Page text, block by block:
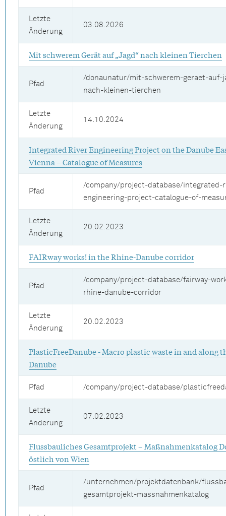
Letzte
Änderung
03.08.2026
Mit schwerem Gerät auf „Jagd“ nach kleinen Tierchen
Pfad
/donaunatur/mit-schwerem-geraet-auf-
nach-kleinen-tierchen
Letzte
Änderung
14.10.2024
Integrated River Engineering Project on the Danube
Vienna – Catalogue of Measures
Pfad
/company/project-database/integrated-
engineering-project-catalogue-of-
Letzte
Änderung
20.02.2023
FAIRway works! in the Rhine-Danube corridor
Pfad
/company/project-database/fairway-
rhine-danube-corridor
Letzte
Änderung
20.02.2023
PlasticFreeDanube - Macro plastic waste in and along
Danube
Pfad /company/project-database/
Letzte
Änderung
07.02.2023
Flussbauliches Gesamtprojekt – Maßnahmenkatalog
östlich von Wien
Pfad
/unternehmen/projektdatenbank/
gesamtprojekt-massnahmenkatalog